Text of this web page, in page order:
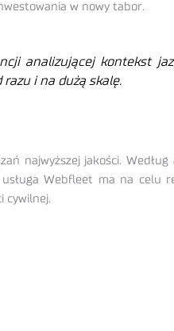
w nowy tabor.
analizującej kontekst
i na dużą skalę.
najwyższej jakości.
Webfleet ma na celu
cywilnej.